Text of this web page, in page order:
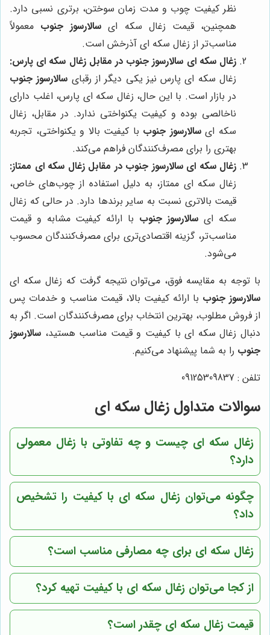
نظر کیفیت چوب و مدت زمان سوختن، برتری نسبی دارد.
همچنین، قیمت زغال سکه ای سالارسوز جنوب معمولاً
مناسب‌تر از زغال سکه ای آذرخش است.
زغال سکه ای سالارسوز جنوب در مقابل زغال سکه ای پارس:
زغال سکه ای پارس نیز یکی دیگر از رقبای سالارسوز جنوب
در بازار است. با این حال، زغال سکه ای پارس، اغلب دارای
ناخالصی بوده و کیفیت یکنواختی ندارد. در مقابل، زغال
سکه ایسالارسوز جنوب با کیفیت بالا و یکنواختی، تجربه
بهتری را برای مصرف‌کنندگان فراهم می‌کند.
زغال سکه ای سالارسوز جنوب در مقابل زغال سکه ای ممتاز:
زغال سکه ای ممتاز، به دلیل استفاده از چوب‌های خاص،
قیمت بالاتری نسبت به سایر برندها دارد. در حالی که زغال
سکه ای سالارسوز جنوب با ارائه کیفیت مشابه و قیمت
مناسب‌تر، گزینه اقتصادی‌تری برای مصرف‌کنندگان محسوب
می‌شود.
با توجه به مقایسه فوق، می‌توان نتیجه گرفت که زغال سکه ای
سالارسوز جنوب با ارائه کیفیت بالا، قیمت مناسب و خدمات پس
از فروش مطلوب، بهترین انتخاب برای مصرف‌کنندگان است. اگر به
دنبال زغال سکه ای با کیفیت و قیمت مناسب هستید، سالارسوز
جنوب را به شما پیشنهاد می‌کنیم.
تلفن : 09125309837
سوالات متداول زغال سکه ای
زغال سکه ای چیست و چه تفاوتی با زغال معمولی
دارد؟
چگونه می‌توان زغال سکه ای با کیفیت را تشخیص
داد؟
زغال سکه ای برای چه مصارفی مناسب است؟
از کجا می‌توان زغال سکه ای با کیفیت تهیه کرد؟
قیمت زغال سکه ای چقدر است؟